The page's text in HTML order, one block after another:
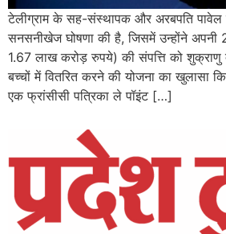
टेलीग्राम के सह-संस्थापक और अरबपति पावेल
सनसनीखेज घोषणा की है, जिसमें उन्होंने
1.67 लाख करोड़ रुपये) की संपत्ति को
बच्चों में वितरित करने की योजना का खुलासा
एक फ्रांसीसी पत्रिका ले पॉइंट […]